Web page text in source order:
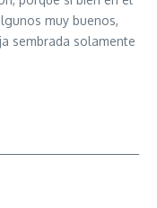
muy buenos,
sembrada solamente